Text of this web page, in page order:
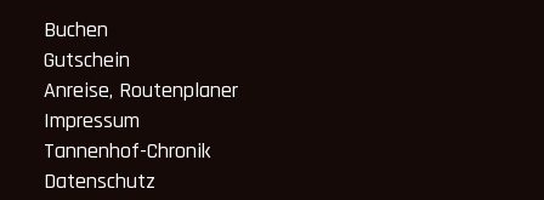
Buchen
Gutschein
Anreise, Routenplaner
Impressum
Tannenhof-Chronik
Datenschutz